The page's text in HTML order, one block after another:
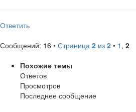
Ответить
Сообщений: 16 • Страница 2 из 2 • 1 , 2
Похожие темы
Ответов
Просмотров
Последнее сообщение